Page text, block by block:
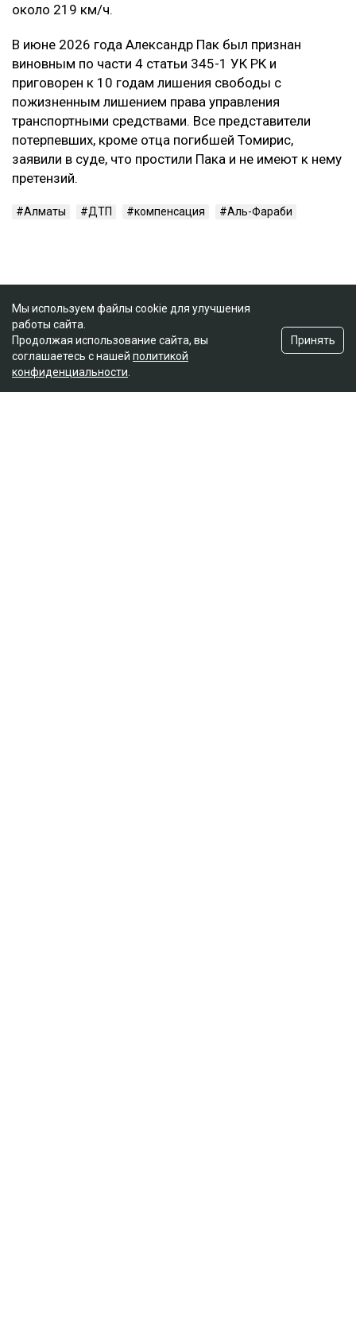
около 219 км/ч.
В июне 2026 года Александр Пак был признан
виновным по части 4 статьи 345-1 УК РК и
приговорен к 10 годам лишения свободы с
пожизненным лишением права управления
транспортными средствами. Все представители
потерпевших, кроме отца погибшей Томирис,
заявили в суде, что простили Пака и не имеют к нему
претензий.
Алматы ДТП компенсация Аль-Фараби
Мы используем файлы cookie для улучшения
работы сайта.
Продолжая использование сайта, вы
соглашаетесь с нашей политикой
конфиденциальности
Принять